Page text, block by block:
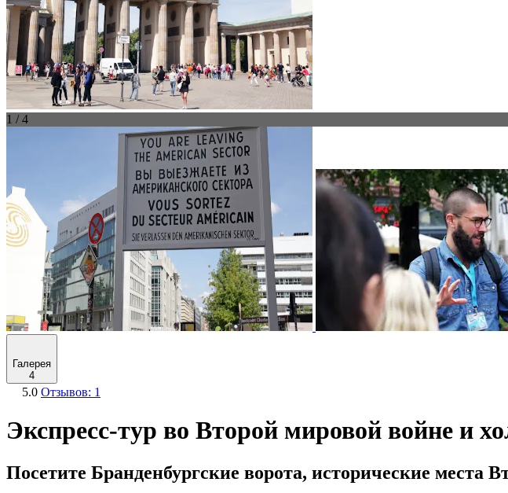
1 / 4
Галерея
4
5.0 Отзывов: 1
Экспресс-тур во Второй мировой войне и
Посетите Бранденбургские ворота, исторические